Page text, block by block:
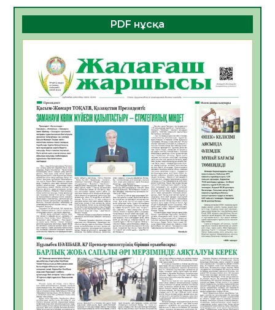
құралдарының таныстырылымы өтті
05.08.2026
19 0
Қазақстандықтардың 72,3%-ы жаңа
Құрылтай үшін дауыс беруге дайын
05.08.2026
21
ӘРБІР ДАУЫС – ҚОҒАМ ДАМУЫНА
ҚОСЫЛҒАН ҮЛЕС
05.08.2026
27
ҚҰРЫЛТАЙ САЙЛАУЫ – БІРЛІК ПЕН
ЖАУАПКЕРШІЛІККЕ БАСТАЙТЫН ҚАДАМ
05.08.2026
26
Мектептен – Ұлттық ұлан сапына
04.08.2026
36
Үкіметтік емес ұйымдарға арналған
сыйлықақы конкурсына өтінім қабылдау
басталды
04.08.2026
40
PDF нұсқа